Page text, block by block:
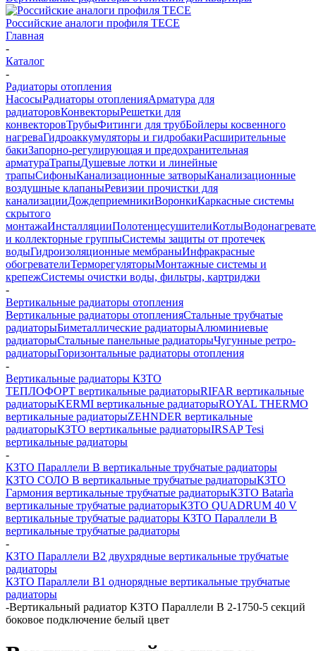
Российские аналоги профиля TECE
Главная
-
Каталог
-
Радиаторы отопления
НасосыРадиаторы отопленияАрматура для
радиаторовКонвекторыРешетки для
конвекторовТрубыФитинги для трубБойлеры косвенного
нагреваГидроаккумуляторы и гидробакиРасширительные
бакиЗапорно-регулирующая и предохранительная
арматураТрапыДушевые лотки и линейные
трапыСифоныКанализационные затворыКанализационные
воздушные клапаныРевизии прочистки для
канализацииДождеприемникиВоронкиКаркасные системы
скрытого
монтажаИнсталляцииПолотенцесушителиКотлы
и коллекторные группыСистемы защиты от протечек
водыГидроизоляционные мембраныИнфракрасные
обогревателиТерморегуляторыМонтажные системы и
крепежСистемы очистки воды, фильтры, картриджи
-
Вертикальные радиаторы отопления
Вертикальные радиаторы отопленияСтальные трубчатые
радиаторыБиметаллические радиаторыАлюминиевые
радиаторыСтальные панельные радиаторыЧугунные ретро-
радиаторыГоризонтальные радиаторы отопления
-
Вертикальные радиаторы КЗТО
ТЕПЛОФОРТ вертикальные радиаторыRIFAR вертикальные
радиаторыKERMI вертикальные радиаторыROYAL THERMO
вертикальные радиаторыZEHNDER вертикальные
радиаторыКЗТО вертикальные радиаторыIRSAP Tesi
вертикальные радиаторы
-
КЗТО Параллели В вертикальные трубчатые радиаторы
КЗТО СОЛО В вертикальные трубчатые радиаторыКЗТО
Гармония вертикальные трубчатые радиаторыКЗТО Batarìa
вертикальные трубчатые радиаторыКЗТО QUADRUM 40 V
вертикальные трубчатые радиаторы КЗТО Параллели В
вертикальные трубчатые радиаторы
-
КЗТО Параллели В2 двухрядные вертикальные трубчатые
радиаторы
КЗТО Параллели В1 однорядные вертикальные трубчатые
радиаторы
-Вертикальный радиатор КЗТО Параллели В 2-1750-5 секций
боковое подключение белый цвет